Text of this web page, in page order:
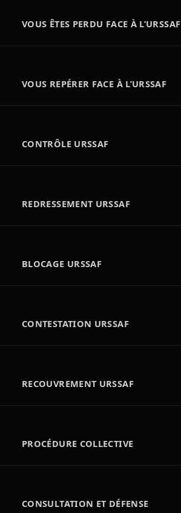
VOUS ÊTES PERDU FACE À L’URSSAF
VOUS REPÉRER FACE À L’URSSAF
CONTRÔLE URSSAF
REDRESSEMENT URSSAF
BLOCAGE URSSAF
CONTESTATION URSSAF
RECOUVREMENT URSSAF
PROCÉDURE COLLECTIVE
CONSULTATION ET DÉFENSE